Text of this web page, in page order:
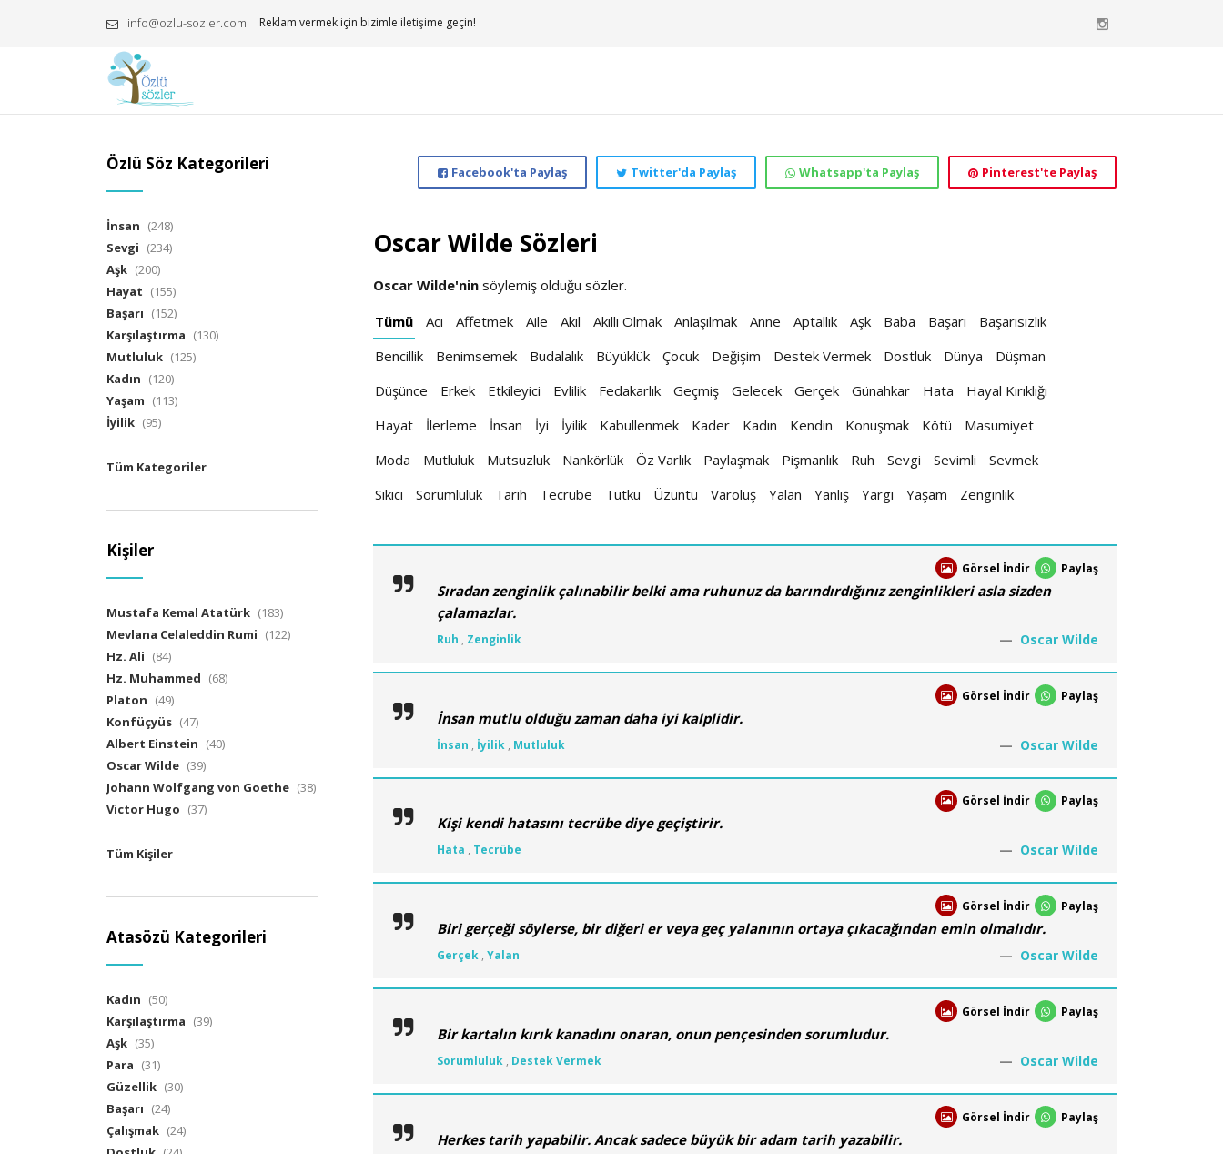
info@ozlu-sozler.com Reklam vermek için bizimle iletişime geçin!
Pinterest'te Paylaş
Whatsapp'ta Paylaş
Twitter'da Paylaş
Facebook'ta Paylaş
Oscar Wilde Sözleri
Oscar Wilde'ninsöylemiş olduğu sözler.
Tümü
Acı Affetmek Aile Akıl Akıllı Olmak Anlaşılmak Anne Aptallık Aşk Baba Başarı
Başarısızlık
Bencillik
Benimsemek Budalalık Büyüklük Çocuk Değişim Destek Vermek Dostluk Dünya
Düşman
Düşünce
Erkek Etkileyici Evlilik Fedakarlık Geçmiş Gelecek Gerçek Günahkar Hata
Hayal Kırıklığı
Hayat
İlerleme İnsan İyi İyilik Kabullenmek Kader Kadın Kendin Konuşmak Kötü
Masumiyet
Moda
Mutluluk Mutsuzluk Nankörlük Öz Varlık Paylaşmak Pişmanlık Ruh Sevgi Sevimli
Sevmek
Sıkıcı
Sorumluluk Tarih Tecrübe Tutku Üzüntü Varoluş Yalan Yanlış Yargı Yaşam Zenginlik
Görsel İndir Paylaş
Sıradan zenginlik çalınabilir belki ama ruhunuz da barındırdığınız zenginlikleri asla sizden
çalamazlar.
Oscar Wilde
Ruh , Zenginlik
Görsel İndir Paylaş
İnsan mutlu olduğu zaman daha iyi kalplidir.
Oscar Wilde
İnsan , İyilik, Mutluluk
Görsel İndir Paylaş
Kişi kendi hatasını tecrübe diye geçiştirir.
Oscar Wilde
Hata , Tecrübe
Görsel İndir Paylaş
Biri gerçeği söylerse, bir diğeri er veya geç yalanının ortaya çıkacağından emin olmalıdır.
Oscar Wilde
Gerçek, Yalan
Görsel İndir Paylaş
Bir kartalın kırık kanadını onaran, onun pençesinden sorumludur.
Oscar Wilde
Sorumluluk, Destek Vermek
Görsel İndir Paylaş
Herkes tarih yapabilir. Ancak sadece büyük bir adam tarih yazabilir.
Özlü Söz Kategorileri
İnsan (248)
Sevgi (234)
Aşk (200)
Hayat (155)
Başarı (152)
Karşılaştırma (130)
Mutluluk (125)
Kadın (120)
Yaşam (113)
İyilik (95)
Tüm Kategoriler
Kişiler
Mustafa Kemal Atatürk (183)
Mevlana Celaleddin Rumi (122)
Hz. Ali (84)
Hz. Muhammed (68)
Platon (49)
Konfüçyüs (47)
Albert Einstein (40)
Oscar Wilde (39)
Johann Wolfgang von Goethe (38)
Victor Hugo (37)
Tüm Kişiler
Atasözü Kategorileri
Kadın (50)
Karşılaştırma (39)
Aşk (35)
Para (31)
Güzellik (30)
Başarı (24)
Çalışmak (24)